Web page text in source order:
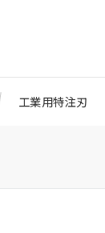
工業用特注刃